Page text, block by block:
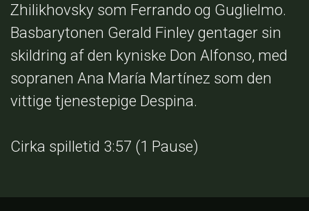
Zhilikhovsky som Ferrando og Guglielmo.
Basbarytonen Gerald Finley gentager sin
skildring af den kyniske Don Alfonso, med
sopranen Ana María Martínez som den
vittige tjenestepige Despina.
Cirka spilletid 3:57 (1 Pause)